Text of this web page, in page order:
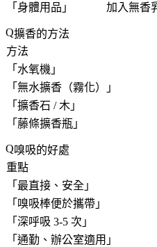
「 身體用品 」 加入無香
擴香的方法
方法
「 水氧機 」
「 無水擴香（霧化） 」
「 擴香石 / 木 」
「 藤條擴香瓶 」
嗅吸的好處
重點
「 最直接、安全 」
「 嗅吸棒便於攜帶 」
「 深呼吸 3-5 次 」
「 通勤、辦公室適用 」